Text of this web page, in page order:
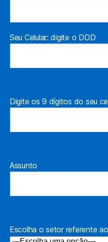
Seu Celular: digite o DDD
Digite os 9 dígitos do seu
Assunto
Escolha o setor referente